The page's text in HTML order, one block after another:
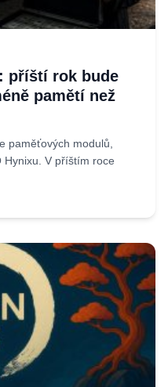
příští rok bude
pamětí než
paměťových modulů,
Hynixu. V příštím roce